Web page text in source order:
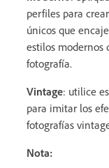
perfiles para
únicos que
estilos modernos
fotografía.
Vintage: utilice
para imitar los
fotografías
Nota: